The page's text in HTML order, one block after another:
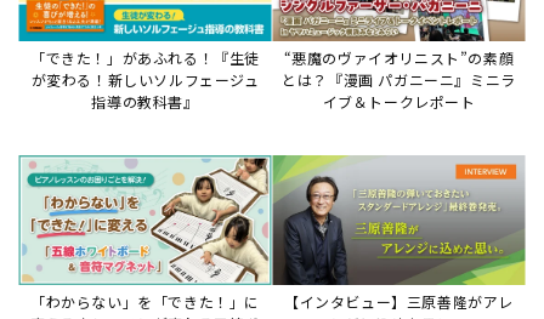
「できた！」があふれる！『生徒
が変わる！新しいソルフェージュ
指導の教科書』
“悪魔のヴァイオリニスト”の素顔
とは？『漫画 パガニーニ』ミニラ
イブ＆トークレポート
「わからない」を「できた！」に
【インタビュー】三原善隆がアレ